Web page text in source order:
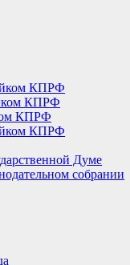
КПРФ
КПРФ
КПРФ
КПРФ
Думе
собрании